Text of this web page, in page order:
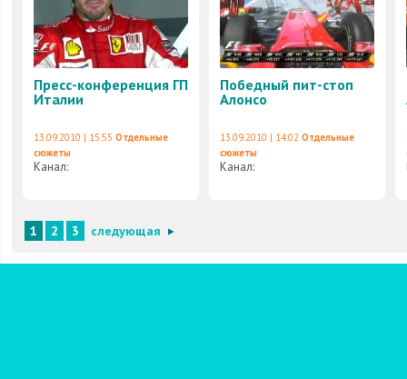
Пресс-конференция ГП
Италии
13.09.2010 | 15:55 Отдельные
сюжеты
Канал:
Победный пит-стоп
Алонсо
13.09.2010 | 14:02 Отдельные
сюжеты
Канал:
1 2 3 следующая